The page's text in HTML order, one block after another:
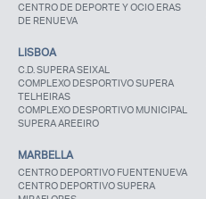
CENTRO DE DEPORTE Y OCIO ERAS
DE RENUEVA
LISBOA
C.D. SUPERA SEIXAL
COMPLEXO DESPORTIVO SUPERA
TELHEIRAS
COMPLEXO DESPORTIVO MUNICIPAL
SUPERA AREEIRO
MARBELLA
CENTRO DEPORTIVO FUENTENUEVA
CENTRO DEPORTIVO SUPERA